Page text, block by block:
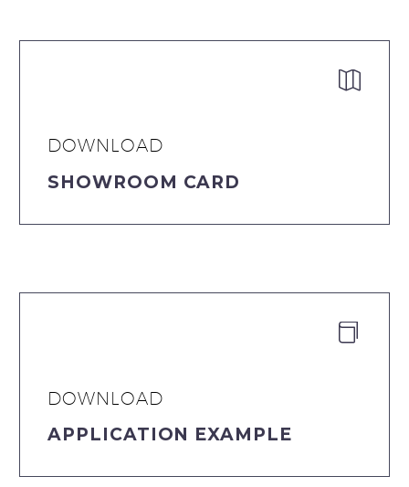


DOWNLOAD
SHOWROOM CARD


DOWNLOAD
APPLICATION EXAMPLE